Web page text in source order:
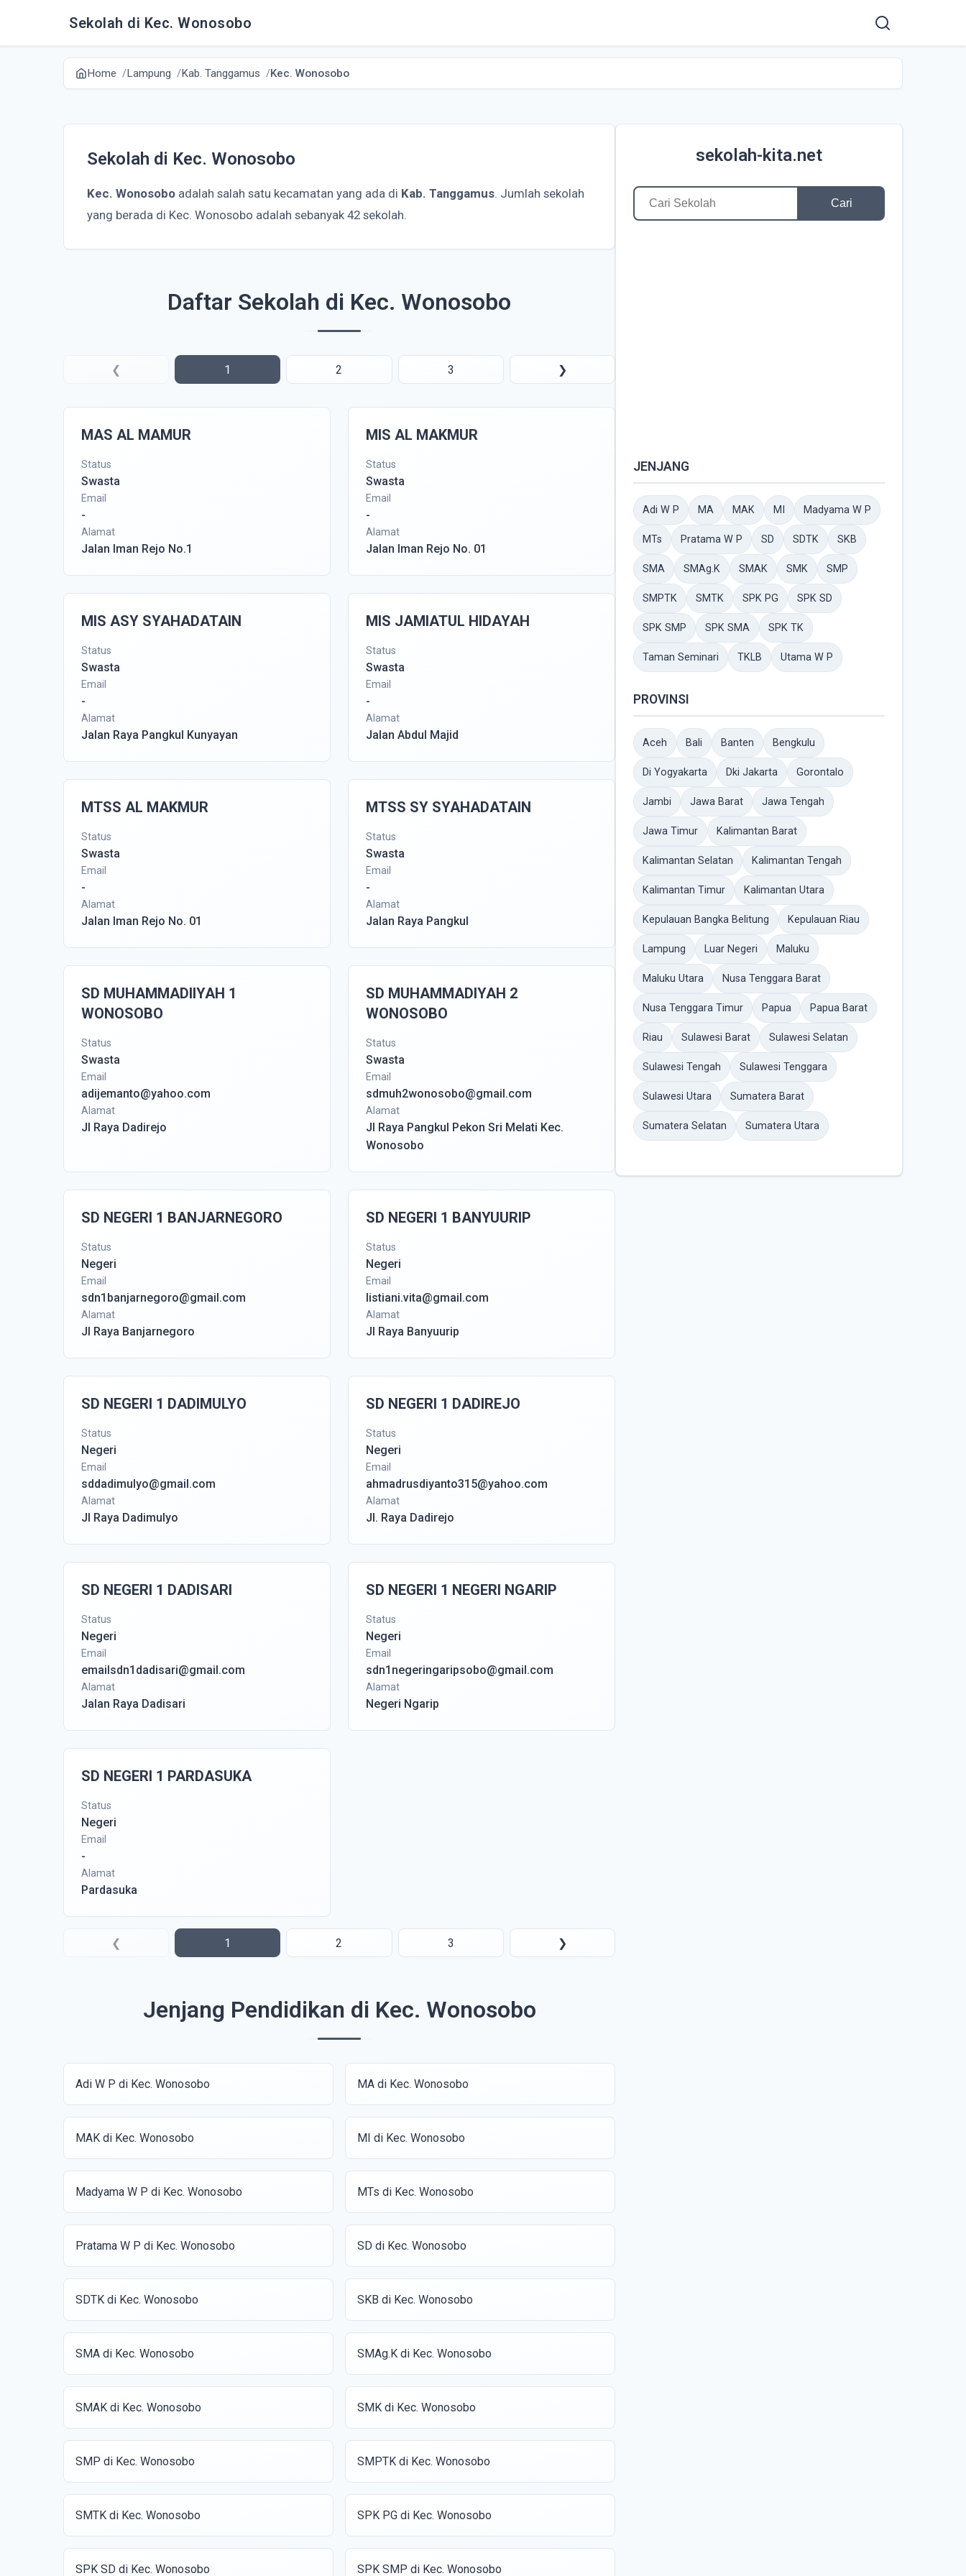
Sekolah di Kec. Wonosobo
Home Lampung Kab. Tanggamus Kec. Wonosobo
Sekolah di Kec. Wonosobo
Kec. Wonosobo adalah salah satu kecamatan yang ada di Kab. Tanggamus. Jumlah sekolah
yang berada di Kec. Wonosobo adalah sebanyak 42 sekolah.
Daftar Sekolah di Kec. Wonosobo
❮ 1 2 3 ❯
MAS AL MAMUR
Status
Swasta
Email
-
Alamat
Jalan Iman Rejo No.1
MIS AL MAKMUR
Status
Swasta
Email
-
Alamat
Jalan Iman Rejo No. 01
MIS ASY SYAHADATAIN
Status
Swasta
Email
-
Alamat
Jalan Raya Pangkul Kunyayan
MIS JAMIATUL HIDAYAH
Status
Swasta
Email
-
Alamat
Jalan Abdul Majid
MTSS AL MAKMUR
Status
Swasta
Email
-
Alamat
Jalan Iman Rejo No. 01
MTSS SY SYAHADATAIN
Status
Swasta
Email
-
Alamat
Jalan Raya Pangkul
SD MUHAMMADIIYAH 1
WONOSOBO
Status
Swasta
Email
adijemanto@yahoo.com
Alamat
Jl Raya Dadirejo
SD MUHAMMADIYAH 2
WONOSOBO
Status
Swasta
Email
sdmuh2wonosobo@gmail.com
Alamat
Jl Raya Pangkul Pekon Sri Melati Kec.
Wonosobo
SD NEGERI 1 BANJARNEGORO
Status
Negeri
Email
sdn1banjarnegoro@gmail.com
Alamat
Jl Raya Banjarnegoro
SD NEGERI 1 BANYUURIP
Status
Negeri
Email
listiani.vita@gmail.com
Alamat
Jl Raya Banyuurip
SD NEGERI 1 DADIMULYO
Status
Negeri
Email
sddadimulyo@gmail.com
Alamat
Jl Raya Dadimulyo
SD NEGERI 1 DADIREJO
Status
Negeri
Email
ahmadrusdiyanto315@yahoo.com
Alamat
Jl. Raya Dadirejo
SD NEGERI 1 DADISARI
Status
Negeri
Email
emailsdn1dadisari@gmail.com
Alamat
Jalan Raya Dadisari
SD NEGERI 1 NEGERI NGARIP
Status
Negeri
Email
sdn1negeringaripsobo@gmail.com
Alamat
Negeri Ngarip
SD NEGERI 1 PARDASUKA
Status
Negeri
Email
-
Alamat
Pardasuka
❮ 1 2 3 ❯
Jenjang Pendidikan di Kec. Wonosobo
Adi W P di Kec. Wonosobo MA di Kec. Wonosobo
MAK di Kec. Wonosobo MI di Kec. Wonosobo
Madyama W P di Kec. Wonosobo MTs di Kec. Wonosobo
Pratama W P di Kec. Wonosobo SD di Kec. Wonosobo
SDTK di Kec. Wonosobo SKB di Kec. Wonosobo
SMA di Kec. Wonosobo SMAg.K di Kec. Wonosobo
SMAK di Kec. Wonosobo SMK di Kec. Wonosobo
SMP di Kec. Wonosobo SMPTK di Kec. Wonosobo
SMTK di Kec. Wonosobo SPK PG di Kec. Wonosobo
SPK SD di Kec. Wonosobo SPK SMP di Kec. Wonosobo
sekolah-kita.net
Cari
JENJANG
Adi W P MA MAK MI Madyama W P
MTs Pratama W P SD SDTK SKB
SMA SMAg.K SMAK SMK SMP
SMPTK SMTK SPK PG SPK SD
SPK SMP SPK SMA SPK TK
Taman Seminari TKLB Utama W P
PROVINSI
Aceh Bali Banten Bengkulu
Di Yogyakarta Dki Jakarta Gorontalo
Jambi Jawa Barat Jawa Tengah
Jawa Timur Kalimantan Barat
Kalimantan Selatan Kalimantan Tengah
Kalimantan Timur Kalimantan Utara
Kepulauan Bangka Belitung Kepulauan Riau
Lampung Luar Negeri Maluku
Maluku Utara Nusa Tenggara Barat
Nusa Tenggara Timur Papua Papua Barat
Riau Sulawesi Barat Sulawesi Selatan
Sulawesi Tengah Sulawesi Tenggara
Sulawesi Utara Sumatera Barat
Sumatera Selatan Sumatera Utara